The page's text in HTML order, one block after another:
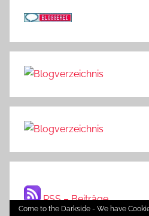
RSS – Beiträge
Come to the Darkside - We have